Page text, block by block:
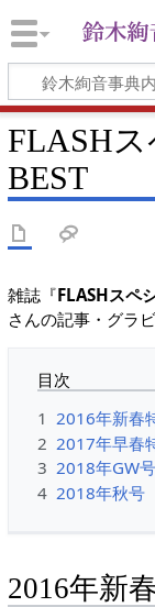
FLASH
BEST
雑誌『FLASHスペ
さんの記事・グラ
目次
1 2016年新春
2 2017年早春
3 2018年GW号
4 2018年秋号
2016年新